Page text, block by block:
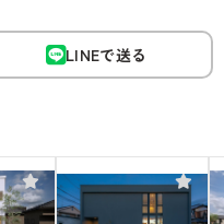
LINEで送る